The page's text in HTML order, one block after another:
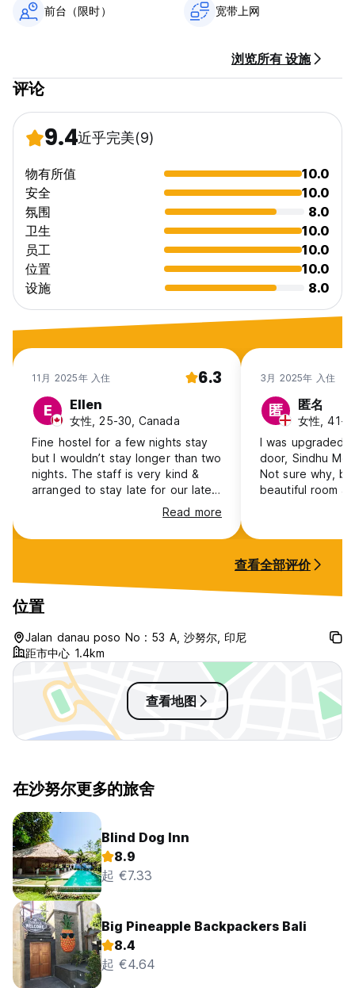
前台（限时） 宽带上网
浏览所有 设施
评论
9.4近乎完美(9)
物有所值
10.0
安全
10.0
氛围
8.0
卫生
10.0
员工
10.0
位置
10.0
设施
8.0
11月 2025年 入住 6.3
E Ellen
女性, 25-30, Canada
Fine hostel for a few nights stay
but I wouldn’t stay longer than two
nights. The staff is very kind &
arranged to stay late for our late
check in- much appreciated! The
pool was very nice to swim in
Read more
3月 2025年 入住
匿 匿名
女性, 41+,
I was upgraded
door, Sindhu
Not sure why,
beautiful room
perfectly fine,
were kind and
recommend
查看全部评价
位置
Jalan danau poso No : 53 A, 沙努尔, 印尼
距市中心 1.4km
查看地图
在沙努尔更多的旅舍
Blind Dog Inn
8.9
起 €7.33
Big Pineapple Backpackers Bali
8.4
起 €4.64